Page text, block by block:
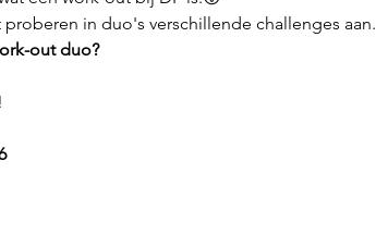
in duo's verschillende challenges aan.
out duo?